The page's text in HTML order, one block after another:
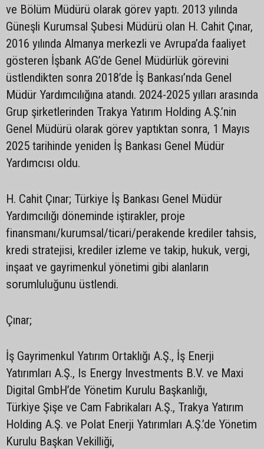
ve Bölüm Müdürü olarak görev yaptı. 2013 yılında
Güneşli Kurumsal Şubesi Müdürü olan H. Cahit Çınar,
2016 yılında Almanya merkezli ve Avrupa’da faaliyet
gösteren İşbank AG’de Genel Müdürlük görevini
üstlendikten sonra 2018’de İş Bankası’nda Genel
Müdür Yardımcılığına atandı. 2024-2025 yılları arasında
Grup şirketlerinden Trakya Yatırım Holding A.Ş.’nin
Genel Müdürü olarak görev yaptıktan sonra, 1 Mayıs
2025 tarihinde yeniden İş Bankası Genel Müdür
Yardımcısı oldu.
H. Cahit Çınar; Türkiye İş Bankası Genel Müdür
Yardımcılığı döneminde iştirakler, proje
finansmanı/kurumsal/ticari/perakende krediler tahsis,
kredi stratejisi, krediler izleme ve takip, hukuk, vergi,
inşaat ve gayrimenkul yönetimi gibi alanların
sorumluluğunu üstlendi.
Çınar;
İş Gayrimenkul Yatırım Ortaklığı A.Ş., İş Enerji
Yatırımları A.Ş., Is Energy Investments B.V. ve Maxi
Digital GmbH’de Yönetim Kurulu Başkanlığı,
Türkiye Şişe ve Cam Fabrikaları A.Ş., Trakya Yatırım
Holding A.Ş. ve Polat Enerji Yatırımları A.Ş.’de Yönetim
Kurulu Başkan Vekilliği,